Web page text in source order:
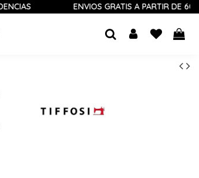
ENVÍOS GRATIS A PARTIR DE 60 €